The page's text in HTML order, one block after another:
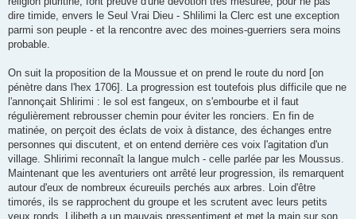
dire timide, envers le Seul Vrai Dieu - Shlilimi la Clerc est une exception
parmi son peuple - et la rencontre avec des moines-guerriers sera moins
probable.
On suit la proposition de la Moussue et on prend le route du nord [on
pénètre dans l'hex 1706]. La progression est toutefois plus difficile que ne
l'annonçait Shlirimi : le sol est fangeux, on s'embourbe et il faut
régulièrement rebrousser chemin pour éviter les ronciers. En fin de
matinée, on perçoit des éclats de voix à distance, des échanges entre
personnes qui discutent, et on entend derrière ces voix l'agitation d'un
village. Shlirimi reconnaît la langue mulch - celle parlée par les Moussus.
Maintenant que les aventuriers ont arrêté leur progression, ils remarquent
autour d'eux de nombreux écureuils perchés aux arbres. Loin d'être
timorés, ils se rapprochent du groupe et les scrutent avec leurs petits
yeux ronds. Lilibeth a un mauvais pressentiment et met la main sur son